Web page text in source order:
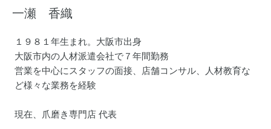
一瀬 香織
１９８１年生まれ。大阪市出身
大阪市内の人材派遣会社で７年間勤務
営業を中心にスタッフの面接、店舗コンサル、人材教育な
ど様々な業務を経験
現在、爪磨き専門店 代表